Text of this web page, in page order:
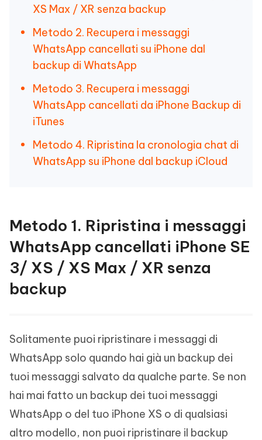
XS Max / XR senza backup
Metodo 2. Recupera i messaggi
WhatsApp cancellati su iPhone dal
backup di WhatsApp
Metodo 3. Recupera i messaggi
WhatsApp cancellati da iPhone Backup di
iTunes
Metodo 4. Ripristina la cronologia chat di
WhatsApp su iPhone dal backup iCloud
Metodo 1. Ripristina i messaggi
WhatsApp cancellati iPhone SE
3/ XS / XS Max / XR senza
backup
Solitamente puoi ripristinare i messaggi di
WhatsApp solo quando hai già un backup dei
tuoi messaggi salvato da qualche parte. Se non
hai mai fatto un backup dei tuoi messaggi
WhatsApp o del tuo iPhone XS o di qualsiasi
altro modello, non puoi ripristinare il backup